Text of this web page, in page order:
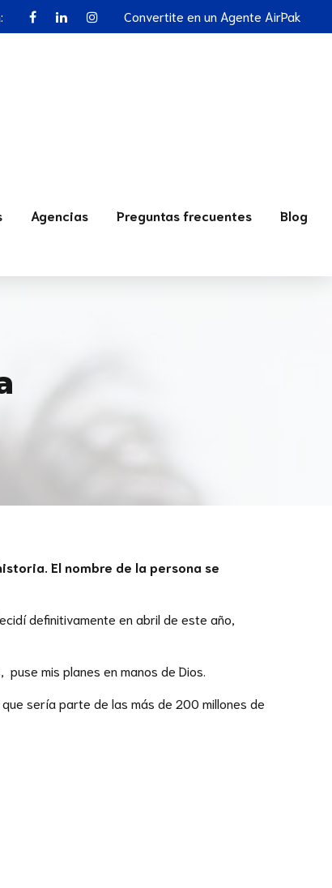
Convertite en un Agente AirPak
Agencias Preguntas frecuentes Blog
El nombre de la persona se
definitivamente en abril de este año,
mis planes en manos de Dios.
sería parte de las más de 200 millones de